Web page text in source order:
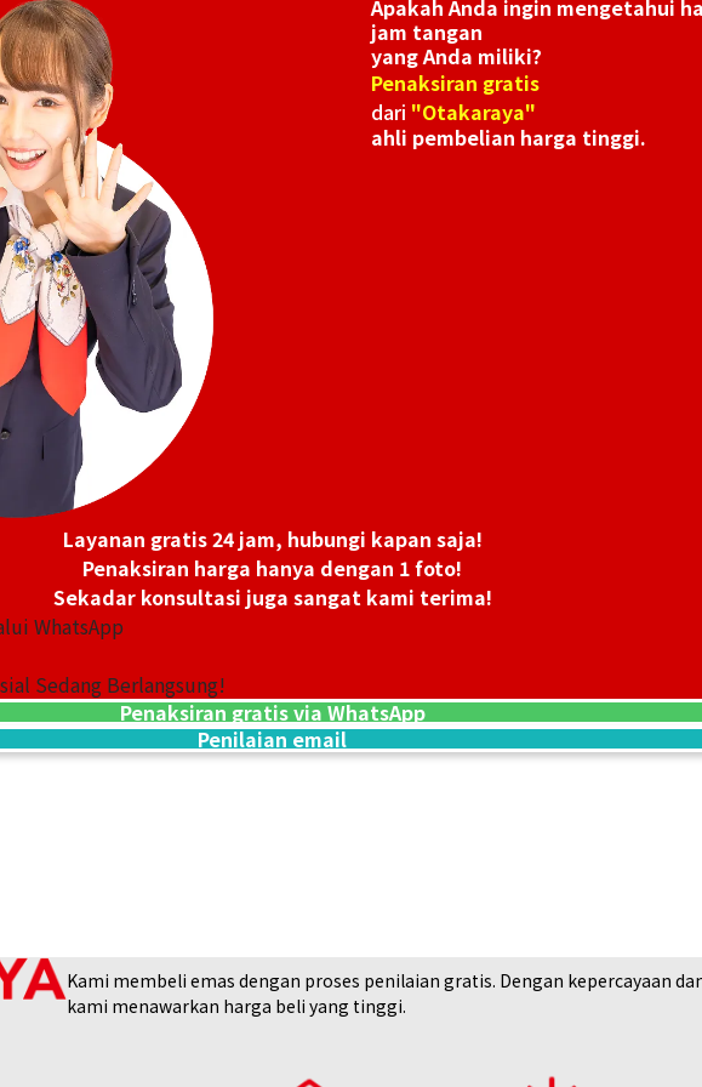
Oak Automatic 50th
2026
Audemars Piguet Royal Oak Automatic
15500ST.OO.1220ST.01
Referensi Harga Buyback
Oak Automatic
Audemars Piguet Royal Oak Automatic
15500ST.OO.1220ST.02
Referensi Harga Buyback
Apakah Anda ingin mengetahui
jam tangan
yang Anda miliki?
Penaksiran gratis
dari "Otakaraya"
ahli pembelian harga tinggi.
Layanan gratis 24 jam, hubungi kapan saja!
Penaksiran harga hanya dengan 1 foto!
Sekadar konsultasi juga sangat kami terima!
WhatsApp
Sedang Berlangsung!
Penaksiran gratis via WhatsApp
Penilaian email
Kami membeli emas dengan proses penilaian gratis. Dengan kepercayaan
kami menawarkan harga beli yang tinggi.